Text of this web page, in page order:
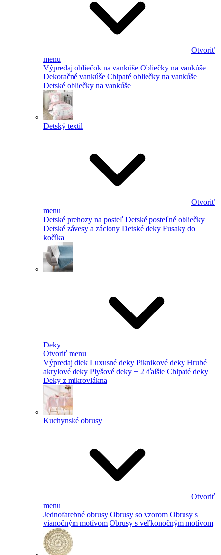
Otvoriť
menu
Výpredaj obliečok na vankúše Obliečky na vankúše
Dekoračné vankúše Chlpaté obliečky na vankúše
Detské obliečky na vankúše
Detský textil
Otvoriť
menu
Detské prehozy na posteľ Detské posteľné obliečky
Detské závesy a záclony Detské deky Fusaky do
kočíka
Deky
Otvoriť menu
Výpredaj diek Luxusné deky Piknikové deky Hrubé
akrylové deky Plyšové deky + 2 ďalšie Chlpaté deky
Deky z mikrovlákna
Kuchynské obrusy
Otvoriť
menu
Jednofarebné obrusy Obrusy so vzorom Obrusy s
vianočným motívom Obrusy s veľkonočným motívom